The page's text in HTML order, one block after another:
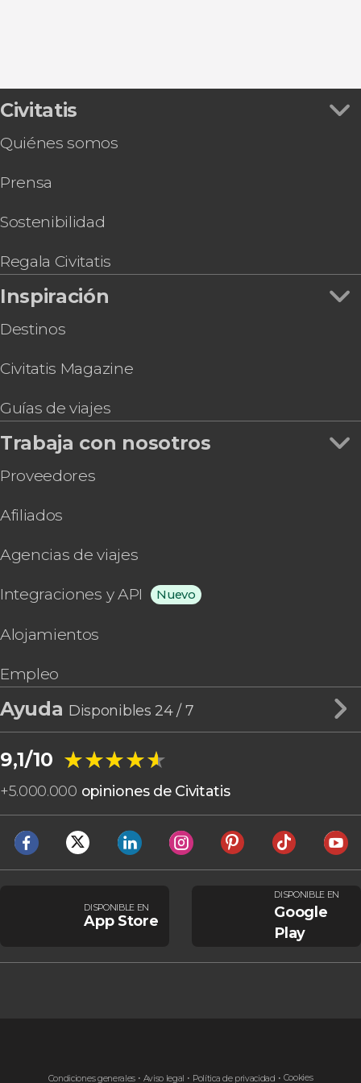
Civitatis
Quiénes somos
Prensa
Sostenibilidad
Regala Civitatis
Inspiración
Destinos
Civitatis Magazine
Guías de viajes
Trabaja con nosotros
Proveedores
Afiliados
Agencias de viajes
Integraciones y API Nuevo
Alojamientos
Empleo
Ayuda Disponibles 24 / 7
9,1/10 ★★★★★
★★★★★
+5.000.000 opiniones de Civitatis
DISPONIBLE EN
App Store
DISPONIBLE EN
Google
Play
Condiciones generales Aviso legal Política de privacidad Cookies